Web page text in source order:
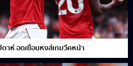
าห์ อดเยือนหงส์เกมวีคหน้า